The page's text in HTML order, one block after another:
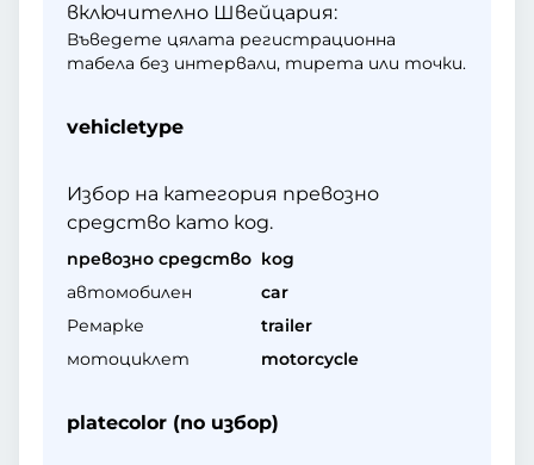
включително Швейцария:
Въведете цялата регистрационна
табела без интервали, тирета или точки.
vehicletype
Избор на категория превозно
средство като код.
превозно средство код
автомобилен
car
Ремарке
trailer
мотоциклет
motorcycle
platecolor (по избор)